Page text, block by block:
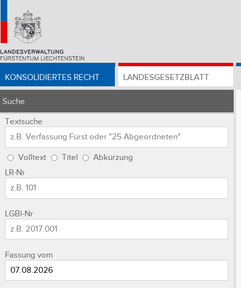
KONSOLIDIERTES RECHT LANDESGESETZBLATT
Suche
Textsuche
Volltext Titel
Abkürzung
LR-Nr
LGBl-Nr
Fassung vom